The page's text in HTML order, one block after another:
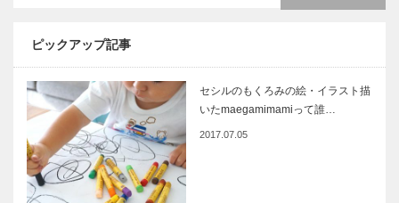
ピックアップ記事
セシルのもくろみの絵・イラスト描
いたmaegamimamiって誰…
2017.07.05